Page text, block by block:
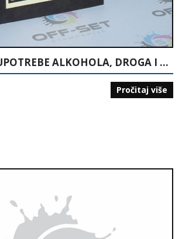
RAŠIRENOST UPOTREBE ALKOHOLA, DROGA I PUŠENJA MEĐU UČENICIMA OSNOVNIH I SREDNJIH ŠKOLA TUZLANSKO-PODRINJSKOG KANTONA
Pročitaj više